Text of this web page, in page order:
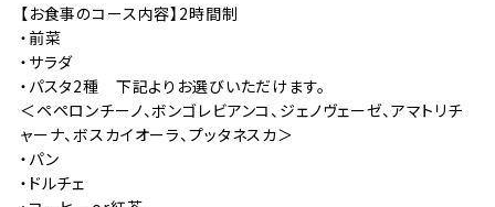
【お食事のコース内容】2時間制
・前菜
・サラダ
・パスタ2種 下記よりお選びいただけます。
＜ペペロンチーノ、ボンゴレビアンコ、ジェノヴェーゼ、アマトリチ
ャーナ、ボスカイオーラ、プッタネスカ＞
・パン
・ドルチェ